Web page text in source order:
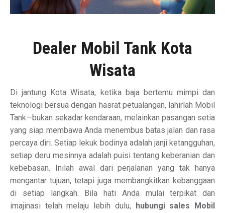
Dealer Mobil Tank Kota
Wisata
Di jantung Kota Wisata, ketika baja bertemu mimpi dan
teknologi bersua dengan hasrat petualangan, lahirlah Mobil
Tank—bukan sekadar kendaraan, melainkan pasangan setia
yang siap membawa Anda menembus batas jalan dan rasa
percaya diri. Setiap lekuk bodinya adalah janji ketangguhan,
setiap deru mesinnya adalah puisi tentang keberanian dan
kebebasan. Inilah awal dari perjalanan yang tak hanya
mengantar tujuan, tetapi juga membangkitkan kebanggaan
di setiap langkah. Bila hati Anda mulai terpikat dan
imajinasi telah melaju lebih dulu,
hubungi sales Mobil